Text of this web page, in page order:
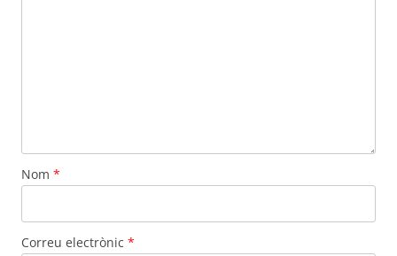
Nom *
Correu electrònic *